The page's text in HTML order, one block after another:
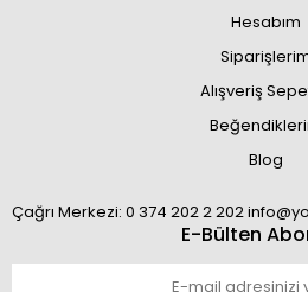
Hesabım
Alışveriş
Blog
Çağrı Merkezi: 0 374 202 2 202
E-Bülten